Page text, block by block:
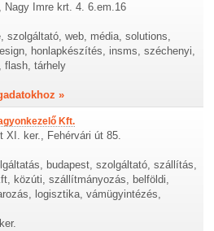
Nagy Imre krt. 4. 6.em.16
szolgáltató, web, média, solutions,
honlapkészítés, insms, széchenyi,
flash, tárhely
»
Kft.
XI. ker., Fehérvári út 85.
budapest, szolgáltató, szállítás,
közúti, szállítmányozás, belföldi,
logisztika, vámügyintézés,